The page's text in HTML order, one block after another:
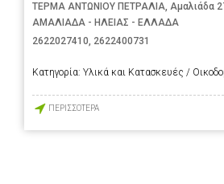
ΤΕΡΜΑ ΑΝΤΩΝΙΟΥ ΠΕΤΡΑΛΙΑ, Αμαλιάδα
ΑΜΑΛΙΑΔΑ - ΗΛΕΙΑΣ - ΕΛΛΑΔΑ
2622027410, 2622400731
Κατηγορία: Υλικά και Κατασκευές /
ΠΕΡΙΣΣΟΤΕΡΑ